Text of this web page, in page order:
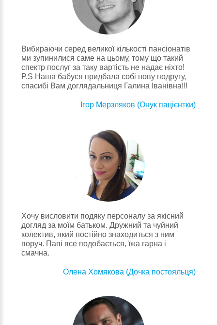
Вибираючи серед великої кількості пансіонатів
ми зупинилися саме на цьому, тому що такий
спектр послуг за таку вартість не надає ніхто!
P.S Наша бабуся придбала собі нову подругу,
спасибі Вам доглядальниця Галина Іванівна!!!
Ігор Мерзляков (Онук пацієнтки)
Хочу висловити подяку персоналу за якісний
догляд за моїм батьком. Дружний та чуйний
колектив, який постійно знаходиться з ним
поруч. Папі все подобається, їжа гарна і
смачна.
Олена Хомякова (Дочка постояльця)